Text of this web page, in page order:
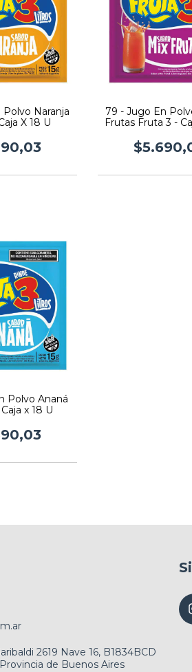
Polvo Naranja
X 18 U
79 - Jugo En
Frutas Fruta 3 -
Polvo Ananá
x 18 U
2619 Nave 16, B1834BCD
de Buenos Aires